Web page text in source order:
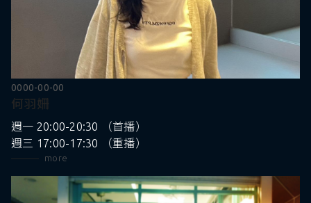
0000-00-00
何羽姍
週一 20:00-20:30 （首播）
週三 17:00-17:30 （重播）
more